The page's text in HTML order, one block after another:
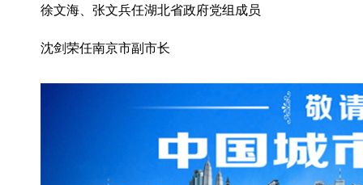
徐文海、张文兵任湖北省政府党组成员
沈剑荣任南京市副市长